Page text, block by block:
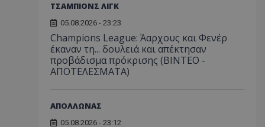
ΤΣΑΜΠΙΟΝΣ ΛΙΓΚ
05.08.2026 - 23:23
Champions League: Άαρχους και Φενέρ
έκαναν τη... δουλειά και απέκτησαν
προβάδισμα πρόκρισης (ΒΙΝΤΕΟ -
ΑΠΟΤΕΛΕΣΜΑΤΑ)
ΑΠΟΛΛΩΝΑΣ
05.08.2026 - 23:12